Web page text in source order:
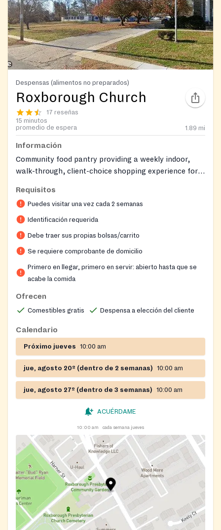
Despensas (alimentos no preparados)
Roxborough Church
17 reseñas
15 minutos
promedio de espera
1.89 mi
Información
Community food pantry providing a weekly indoor,
walk-through, client-choice shopping experience for
It aims to offer a dignified and empowering way for
clients to access fresh and healthy food.
Requisitos
Puedes visitar una vez cada 2 semanas
Identificación requerida
Debe traer sus propias bolsas/carrito
Se requiere comprobante de domicilio
Primero en llegar, primero en servir: abierto hasta que se
acabe la comida
Ofrecen
Comestibles gratis Despensa a elección del cliente
Calendario
Próximo jueves 10:00 am
jue, agosto 20º (dentro de 2 semanas) 10:00 am
jue, agosto 27º (dentro de 3 semanas) 10:00 am
ACUÉRDAME
10:00 am cada semana jueves